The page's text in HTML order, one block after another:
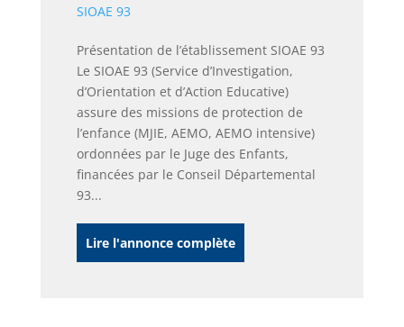
SIOAE 93
Présentation de l’établissement SIOAE 93
Le SIOAE 93 (Service d’Investigation,
d’Orientation et d’Action Educative)
assure des missions de protection de
l’enfance (MJIE, AEMO, AEMO intensive)
ordonnées par le Juge des Enfants,
financées par le Conseil Départemental
93...
Lire l'annonce complète